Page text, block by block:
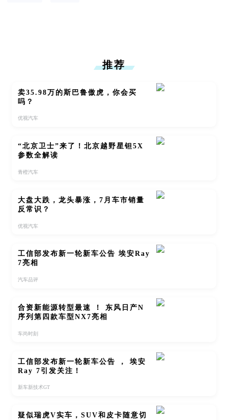
推荐
卖35.98万的斯巴鲁傲虎，你会买
吗？
优视汽车
“北京卫士”来了！北京越野星钽5X
参数全解读
青橙汽车
大盘大跌，龙头暴涨，7月车市销量
反常识？
优视汽车
工信部发布新一轮新车公告 埃安Ray
7亮相
汽车品评
合资新能源转型最速 ！ 东风日产N
序列第四款车型NX7亮相
车尚时刻
工信部发布新一轮新车公告 ， 埃安
Ray 7引发关注！
新车新技术GT
疑似瑞虎V实车，SUV和皮卡随意切